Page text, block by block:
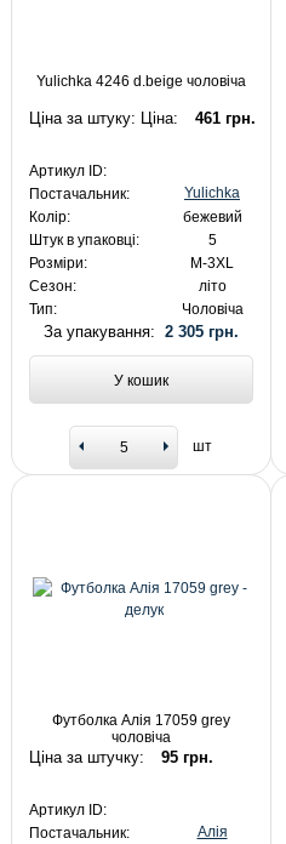
Yulichka 4246 d.beige чоловіча
Ціна за штуку: Ціна: 461 грн.
Артикул ID:
Постачальник:
Yulichka
Колір:
бежевий
Штук в упаковці:
5
Розміри:
M-3XL
Сезон:
літо
Тип:
Чоловіча
За упакування: 2 305 грн.
У кошик
шт
Футболка Алія 17059 grey
чоловіча
Ціна за штучку: 95 грн.
Артикул ID:
Постачальник:
Алія